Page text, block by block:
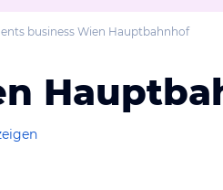
business Wien Hauptbahnhof